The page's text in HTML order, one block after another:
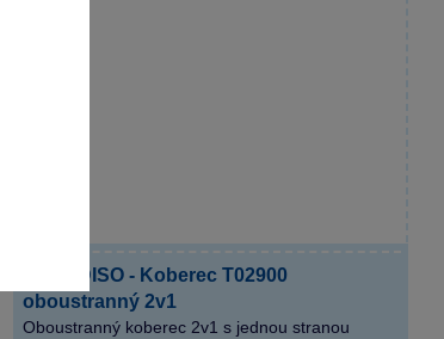
PARADISO - Koberec T02900
oboustranný 2v1
Oboustranný koberec 2v1 s jednou stranou